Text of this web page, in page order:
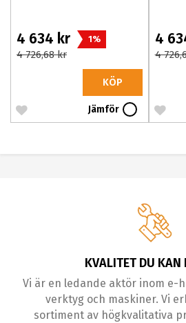
4 634 kr 1%
4 726,68 kr
KÖP
Jämför
4
4
KVALITET DU KAN
Vi är en ledande aktör inom e-
verktyg och maskiner. Vi
sortiment av högkvalitativa